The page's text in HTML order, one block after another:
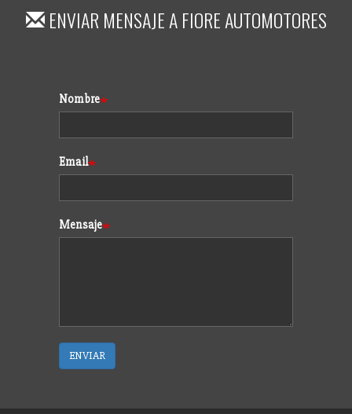
ENVIAR MENSAJE AFIORE AUTOMOTORES
Formulario
Nombre
Email
Mensaje
ENVIAR